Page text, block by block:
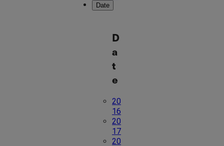
Date
D
a
t
e
20
16
20
17
20